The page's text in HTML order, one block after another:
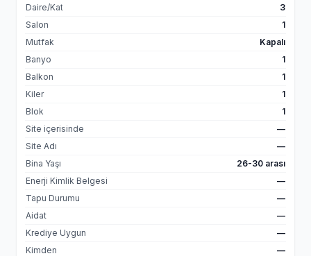
Daire/Kat
3
Salon
1
Mutfak
Kapalı
Banyo
1
Balkon
1
Kiler
1
Blok
1
Site içerisinde
—
Site Adı
—
Bina Yaşı
26-30 arası
Enerji Kimlik Belgesi
—
Tapu Durumu
—
Aidat
—
Krediye Uygun
—
Kimden
—